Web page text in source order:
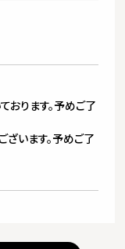
ります。予めご了
います。予めご了